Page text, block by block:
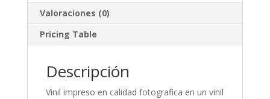
Valoraciones (0)
Pricing Table
Descripción
Vinil impreso en calidad fotografica en un vinil